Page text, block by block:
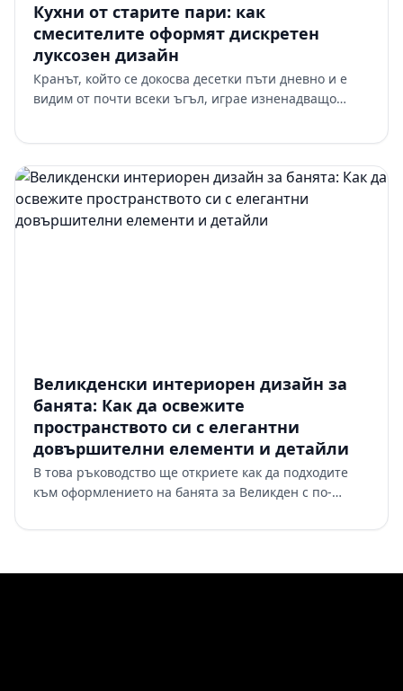
Кухни от старите пари: как
смесителите оформят дискретен
луксозен дизайн
Кранът, който се докосва десетки пъти дневно и е
видим от почти всеки ъгъл, играе изненадващо
Великденски интериорен дизайн за
банята: Как да освежите
пространството си с елегантни
довършителни елементи и детайли
В това ръководство ще откриете как да подходите
към оформлението на банята за Великден с по-
създавайки пространство, …